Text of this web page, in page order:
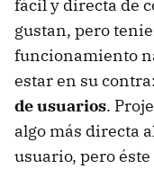
fácil y directa de
gustan, pero
funcionamiento
estar en su contra:
de usuarios.
algo más directa
usuario, pero